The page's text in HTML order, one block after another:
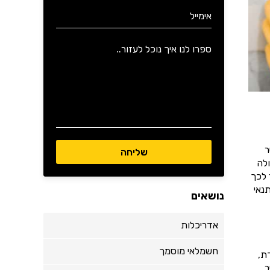
לכך
נושאים
אדריכלות
חשמלאי מוסמך